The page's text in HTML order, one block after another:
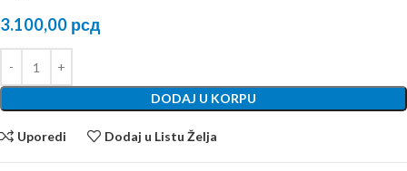
3.100,00 рсд
DODAJ U KORPU
Uporedi Dodaj u Listu Želja